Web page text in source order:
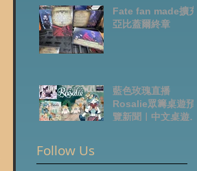
Fate fan made擴充-
亞比蓋爾終章
藍色玫瑰直播
Rosalie眾籌桌遊預
覽新聞｜中文桌遊節
Follow Us